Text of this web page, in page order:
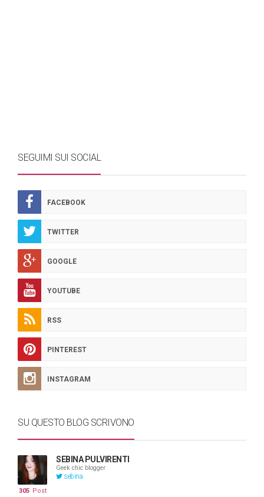
SEGUIMI SUI SOCIAL
FACEBOOK
TWITTER
GOOGLE
YOUTUBE
RSS
PINTEREST
INSTAGRAM
SU QUESTO BLOG SCRIVONO
SEBINA PULVIRENTI
Geek chic blogger
sebina
305 Post